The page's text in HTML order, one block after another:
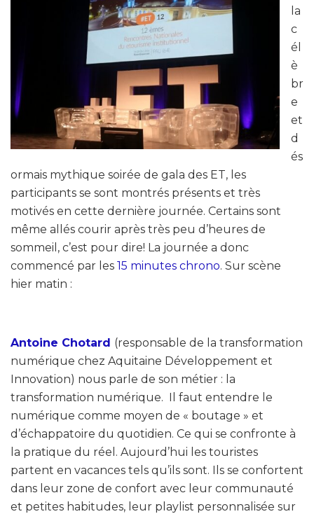
la
c
él
è
br
e
et
d
és
ormais mythique soirée de gala des ET, les
participants se sont montrés présents et très
motivés en cette dernière journée. Certains sont
même allés courir après très peu d’heures de
sommeil, c’est pour dire! La journée a donc
commencé par les 15 minutes chrono. Sur scène
hier matin :
Antoine Chotard (responsable de la transformation
numérique chez Aquitaine Développement et
Innovation) nous parle de son métier : la
transformation numérique. Il faut entendre le
numérique comme moyen de « boutage » et
d’échappatoire du quotidien. Ce qui se confronte à
la pratique du réel. Aujourd’hui les touristes
partent en vacances tels qu’ils sont. Ils se confortent
dans leur zone de confort avec leur communauté
et petites habitudes, leur playlist personnalisée sur